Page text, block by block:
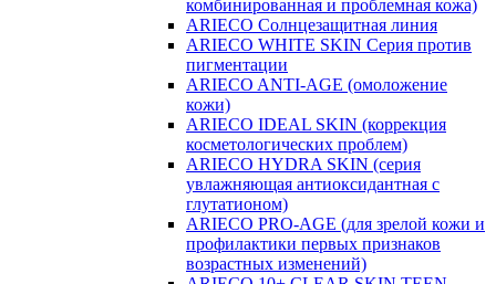
комбинированная и проблемная кожа)
ARIECO Солнцезащитная линия
ARIECO WHITE SKIN Серия против
пигментации
ARIECO ANTI-AGE (омоложение
кожи)
ARIECO IDEAL SKIN (коррекция
косметологических проблем)
ARIECO HYDRA SKIN (серия
увлажняющая антиоксидантная с
глутатионом)
ARIECO PRO-AGE (для зрелой кожи и
профилактики первых признаков
возрастных изменений)